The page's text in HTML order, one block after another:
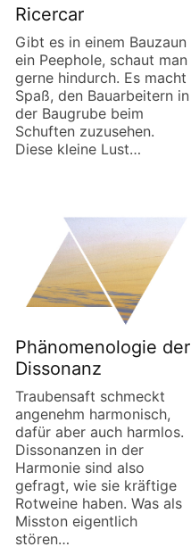
Ricercar
Gibt es in einem Bauzaun
ein Peephole, schaut man
gerne hindurch. Es macht
Spaß, den Bauarbeitern in
der Baugrube beim
Schuften zuzusehen.
Diese kleine Lust…
Phänomenologie der
Dissonanz
Traubensaft schmeckt
angenehm harmonisch,
dafür aber auch harmlos.
Dissonanzen in der
Harmonie sind also
gefragt, wie sie kräftige
Rotweine haben. Was als
Misston eigentlich
stören…